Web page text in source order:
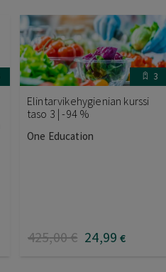
3
Elintarvikehygienian kurssi
taso 3 | -94 %
One Education
425,00€ 24,99 €